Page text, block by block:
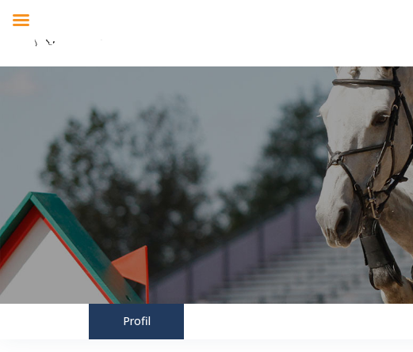
Profil